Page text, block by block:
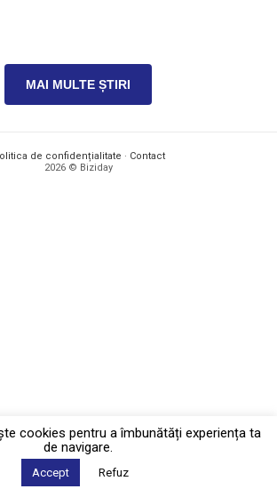
MAI MULTE ȘTIRI
de confidențialitate · Contact
2026 © Biziday
cookies pentru a îmbunătăți experiența ta
de navigare.
Accept Refuz